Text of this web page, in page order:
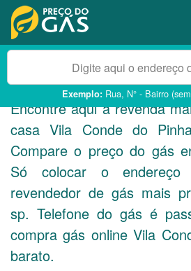
Exemplo: Rua, N° - Bairro
Encontre aqui a revenda
casa Vila Conde do
Compare o preço do gás
Só colocar o
revendedor de gás mais
sp. Telefone do gás é
compra gás online Vila
barato.